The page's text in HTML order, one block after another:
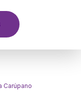
Carúpano